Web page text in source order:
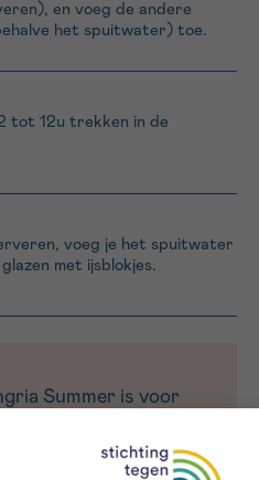
en voeg de andere
het spuitwater) toe.
tot 12u trekken in de
voeg je het spuitwater
met ijsblokjes.
Summer is voor
of specifiek
klachten